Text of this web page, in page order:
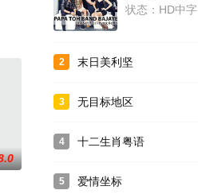
状态：HD中字
2 末日美利坚
3 无目标地区
4 十二生肖粤语
5 爱情坐标